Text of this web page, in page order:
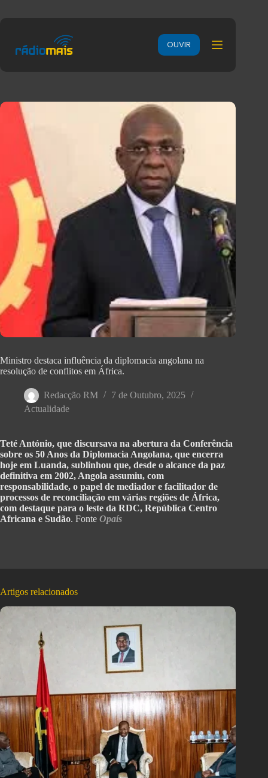
OUVIR
Ministro destaca influência da diplomacia angolana na
resolução de conflitos em África.
Redacção RM
7 de Outubro, 2025
Actualidade
Teté António, que discursava na abertura da Conferência
sobre os 50 Anos da Diplomacia Angolana, que encerra
hoje em Luanda, sublinhou que, desde o alcance da paz
definitiva em 2002, Angola assumiu, com
responsabilidade, o papel de mediador e facilitador de
processos de reconciliação em várias regiões de África,
com destaque para o leste da RDC, República Centro
Africana e Sudão. Fonte Opaís
Artigos relacionados